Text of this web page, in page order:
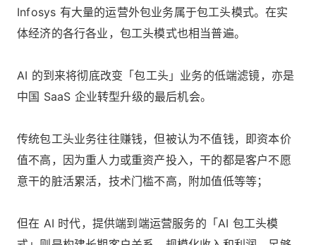
Infosys 有大量的运营外包业务属于包工头模式。在实
体经济的各行各业，包工头模式也相当普遍。
AI 的到来将彻底改变「包工头」业务的低端滤镜，亦是
中国 SaaS 企业转型升级的最后机会。
传统包工头业务往往赚钱，但被认为不值钱，即资本价
值不高，因为重人力或重资产投入，干的都是客户不愿
意干的脏活累活，技术门槛不高，附加值低等等；
但在 AI 时代，提供端到端运营服务的「AI 包工头模